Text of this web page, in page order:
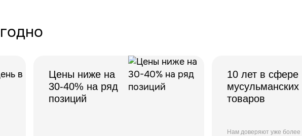
Цены ниже на
30-40% на ряд
позиций
10 лет в сфере
мусульманских
товаров
Нам доверяют уже более